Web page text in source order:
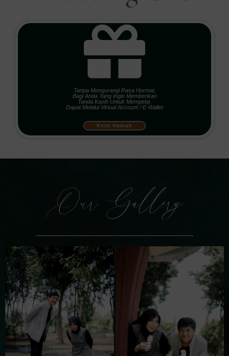
dari SMP iniii Ikut senangnyaaaaaaa
miptaaa dan ipaaann
Alhamdulillah soldout mifta.. Semoga lancar sampai
hari H ya mif
Lancar-lancar ya buukkkk
Rini
Afika
Semoga lancar tdk ada halangan apapun
sakinah
Dinda M
lancar2 ya lovebirds
Sarjimin
Semoga acaranya lancar tidak ada hal yg tidak
diinginkan dan menjadi keluarga samawa aamiin
Tanpa Mengurangi Rasa Hormat,
Bagi Anda Yang Ingin Memberikan
Tanda Kasih Untuk Mempelai,
Dapat Melalui Virtual Account / E-Wallet
Kirim Hadiah
Our Gallery